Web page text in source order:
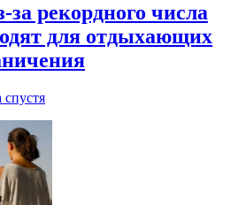
рекордного числа
для отдыхающих
спустя